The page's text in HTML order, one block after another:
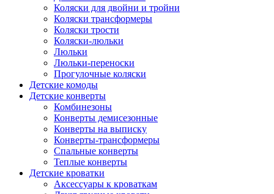
Коляски для двойни и тройни
Коляски трансформеры
Коляски трости
Коляски-люльки
Люльки
Люльки-переноски
Прогулочные коляски
Детские комоды
Детские конверты
Комбинезоны
Конверты демисезонные
Конверты на выписку
Конверты-трансформеры
Спальные конверты
Теплые конверты
Детские кроватки
Аксессуары к кроваткам